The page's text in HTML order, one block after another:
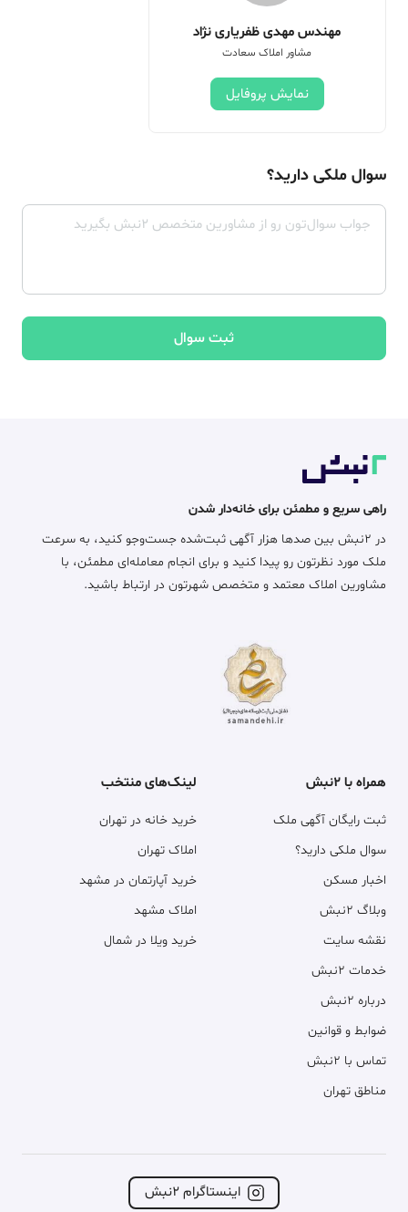
مهندس مهدی ظفریاری نژاد
مشاور املاک سعادت
نمایش پروفایل
سوال ملکی دارید؟
ثبت سوال
راهی سریع و مطمئن برای خانه‌دار شدن
در ۲نبش بین صدها هزار آگهی ثبت‌شده جست‌وجو کنید، به سرعت
ملک مورد نظرتون رو پیدا کنید و برای انجام معامله‌ای مطمئن، با
مشاورین املاک معتمد و متخصص شهرتون در ارتباط باشید.
همراه با ۲نبش
ثبت رایگان آگهی ملک
سوال ملکی دارید؟
اخبار مسکن
وبلاگ ۲نبش
نقشه سایت
خدمات ۲نبش
درباره ۲نبش
ضوابط و قوانین
تماس با ۲نبش
مناطق تهران
لینک‌های منتخب
خرید خانه در تهران
املاک تهران
خرید آپارتمان در مشهد
املاک مشهد
خرید ویلا در شمال
اینستاگرام ۲نبش